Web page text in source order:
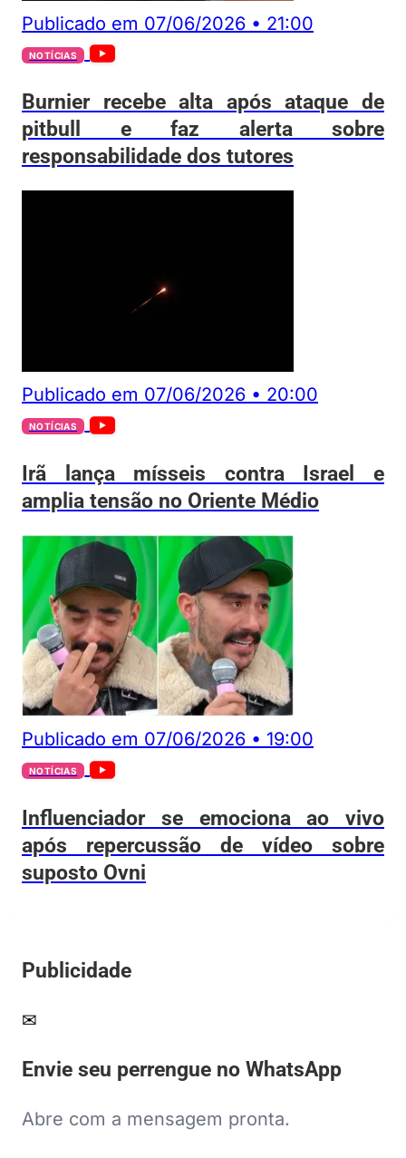
Publicado em 07/06/2026 • 21:00
NOTÍCIAS
Burnier recebe alta após ataque de
pitbull e faz alerta sobre
responsabilidade dos tutores
Publicado em 07/06/2026 • 20:00
NOTÍCIAS
Irã lança mísseis contra Israel e
amplia tensão no Oriente Médio
Publicado em 07/06/2026 • 19:00
NOTÍCIAS
Influenciador se emociona ao vivo
após repercussão de vídeo sobre
suposto Ovni
Publicidade
✉
Envie seu perrengue no WhatsApp
Abre com a mensagem pronta.